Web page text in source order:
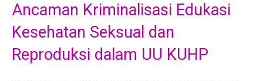
Ancaman Kriminalisasi Edukasi
Kesehatan Seksual dan
Reproduksi dalam UU KUHP